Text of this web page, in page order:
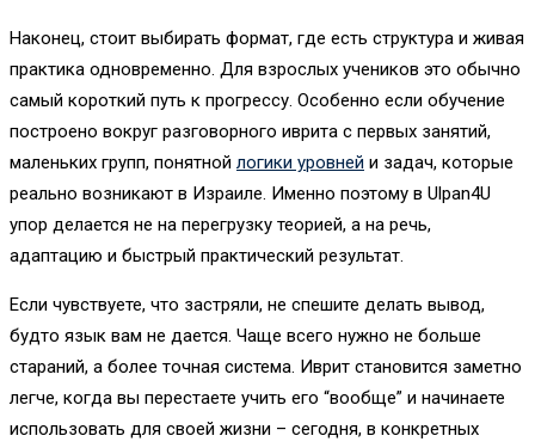
Наконец, стоит выбирать формат, где есть структура и живая
практика одновременно. Для взрослых учеников это обычно
самый короткий путь к прогрессу. Особенно если обучение
построено вокруг разговорного иврита с первых занятий,
маленьких групп, понятной логики уровней и задач, которые
реально возникают в Израиле. Именно поэтому в Ulpan4U
упор делается не на перегрузку теорией, а на речь,
адаптацию и быстрый практический результат.
Если чувствуете, что застряли, не спешите делать вывод,
будто язык вам не дается. Чаще всего нужно не больше
стараний, а более точная система. Иврит становится заметно
легче, когда вы перестаете учить его “вообще” и начинаете
использовать для своей жизни – сегодня, в конкретных